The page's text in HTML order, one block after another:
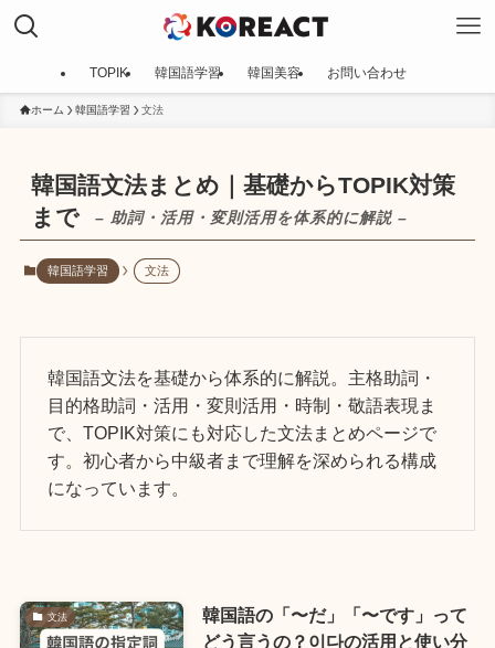
TOPIK 韓国語学習 韓国美容 お問い合わせ
ホーム 韓国語学習 文法
韓国語文法まとめ｜基礎からTOPIK対策
まで
– 助詞・活用・変則活用を体系的に解説 –
韓国語学習 文法
韓国語文法を基礎から体系的に解説。主格助詞・
目的格助詞・活用・変則活用・時制・敬語表現ま
で、TOPIK対策にも対応した文法まとめページで
す。初心者から中級者まで理解を深められる構成
になっています。
文法
韓国語の「〜だ」「〜です」って
どう言うの？이다の活用と使い分